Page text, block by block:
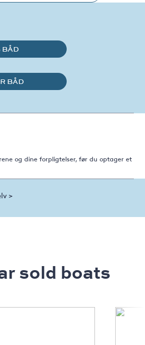
BÅD
og dine forpligtelser, før du optager et
>
sold boats